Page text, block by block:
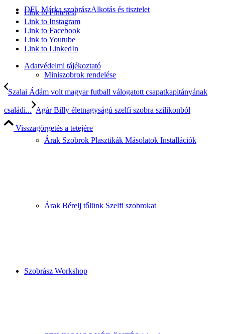
DFL Márka szobrászAlkotás és tisztelet
Miniszobrok rendelése
Árak Szobrok Plasztikák Másolatok Installációk
Árak Bérelj tőlünk Szelfi szobrokat
Szobrász Workshop
Link to Pinterest
Link to Instagram
Link to Facebook
Link to Youtube
Link to LinkedIn
Adatvédelmi tájékoztató
Szalai Ádám volt magyar futball válogatott csapatkapitányának
családi... Agár Billy életnagyságú szelfi szobra szilikonból
Visszagörgetés a tetejére